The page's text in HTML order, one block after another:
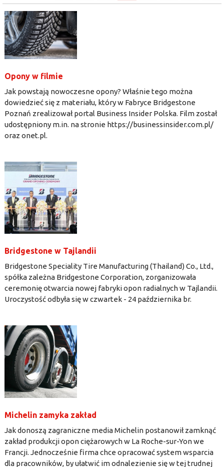
Opony w filmie
Jak powstają nowoczesne opony? Właśnie tego można
dowiedzieć się z materiału, który w Fabryce Bridgestone
Poznań zrealizował portal Business Insider Polska. Film został
udostępniony m.in. na stronie https://businessinsider.com.pl/
oraz onet.pl.
Bridgestone w Tajlandii
Bridgestone Speciality Tire Manufacturing (Thailand) Co., Ltd.,
spółka zależna Bridgestone Corporation, zorganizowała
ceremonię otwarcia nowej fabryki opon radialnych w Tajlandii.
Uroczystość odbyła się w czwartek - 24 października br.
Michelin zamyka zakład
Jak donoszą zagraniczne media Michelin postanowił zamknąć
zakład produkcji opon ciężarowych w La Roche-sur-Yon we
Francji. Jednocześnie firma chce opracować system wsparcia
dla pracowników, by ułatwić im odnalezienie się w tej trudnej